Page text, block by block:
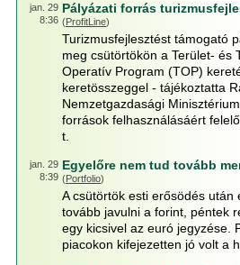
jan. 29
8:36
Pályázati forrás
(ProfitLine)
Turizmusfejlesztést támogató
meg csütörtökön a Terület- és
Operatív Program (TOP)
keretösszeggel - tájékoztatta
Nemzetgazdasági
források felhasználásáért
t.
jan. 29
8:39
Egyelőre nem tud tovább
(Portfolio)
A csütörtök esti erősödés után
tovább javulni a forint, péntek
egy kicsivel az euró jegyzése.
piacokon kifejezetten jó volt a